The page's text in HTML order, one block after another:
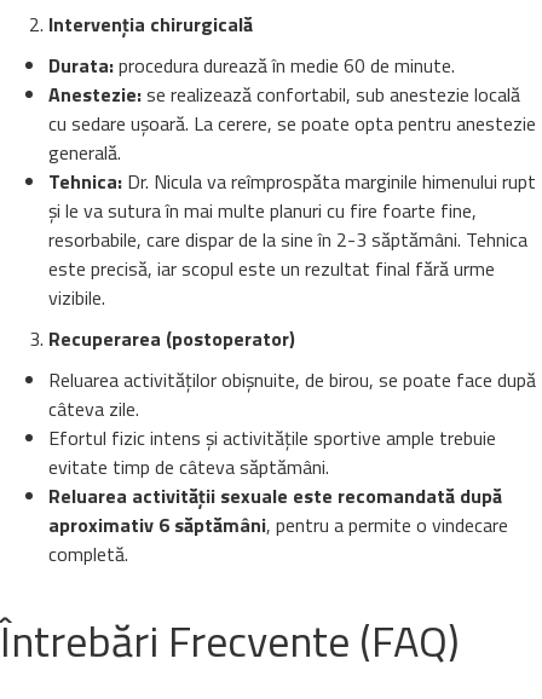
Intervenția chirurgicală
Durata:procedura durează în medie 60 de minute.
Anestezie:se realizează confortabil, sub anestezie locală
cu sedare ușoară. La cerere, se poate opta pentru anestezie
generală.
Tehnica: Dr. Nicula va reîmprospăta marginile himenului rupt
și le va sutura în mai multe planuri cu fire foarte fine,
resorbabile, care dispar de la sine în 2-3 săptămâni. Tehnica
este precisă, iar scopul este un rezultat final fără urme
vizibile.
Recuperarea (postoperator)
Reluarea activităților obișnuite, de birou, se poate face după
câteva zile.
Efortul fizic intens și activitățile sportive ample trebuie
evitate timp de câteva săptămâni.
Reluarea activității sexuale este recomandată după
aproximativ 6 săptămâni, pentru a permite o vindecare
completă.
Întrebări Frecvente (FAQ)